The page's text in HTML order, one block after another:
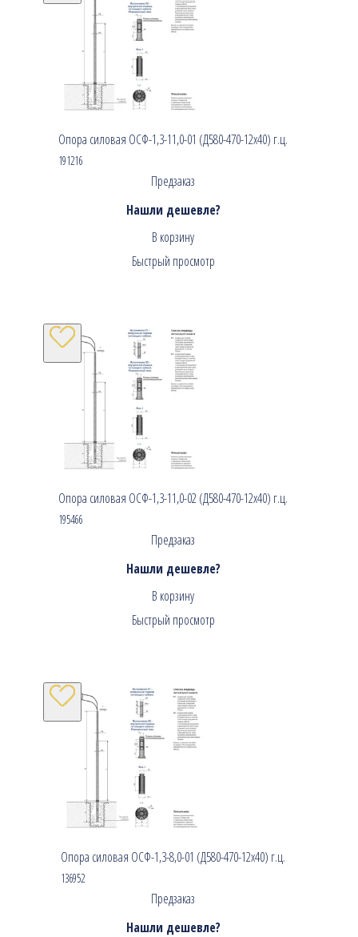
Опора силовая ОСФ-1,3-11,0-01 (Д580-470-12х40) г.ц.
191216
Предзаказ
Нашли дешевле?
В корзину
Быстрый просмотр
Опора силовая ОСФ-1,3-11,0-02 (Д580-470-12х40) г.ц.
195466
Предзаказ
Нашли дешевле?
В корзину
Быстрый просмотр
Опора силовая ОСФ-1,3-8,0-01 (Д580-470-12х40) г.ц.
136952
Предзаказ
Нашли дешевле?